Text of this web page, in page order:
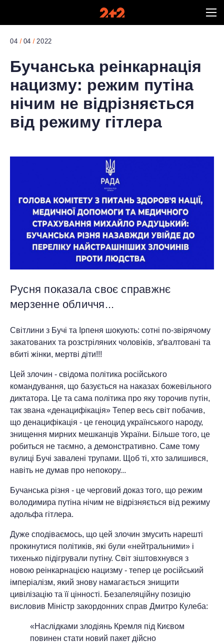
04 04 2022
Бучанська реінкарнація
нацизму: режим путіна
нічим не відрізняється
від режиму гітлера
Русня показала своє справжнє
мерзенне обличчя...
Світлини з Бучі та Ірпеня шокують: сотні по-звірячому
закатованих та розстріляних чоловіків, зґвалтовані та
вбиті жінки, мертві діти!!!
Цей злочин - свідома політика російського
командування, що базується на наказах божевільного
диктатора. Це та сама політика про яку торочив путін,
так звана «денацифікація» Тепер весь світ побачив,
що денацифікація - це геноцид українського народу,
знищення мирних мешканців України. Більше того, це
робиться не таємно, а демонстративно. Саме тому
вулиці Бучі завалені трупами. Щоб ті, хто залишився,
навіть не думав про непокору...
Бучанська різня - це черговий доказ того, що режим
володимира путіна нічим не відрізняється від режиму
адольфа гітлера.
Дуже сподіваємось, що цей злочин змусить нарешті
прокинутися політиків, які були «нейтральними» і
тихенько підігрували путіну. Світ зіштовхнувся з
новою реінкарнацією нацизму - тепер це російський
імперіалізм, який знову намагається знищити
цивілізацію та її цінності. Безапеляційну позицію
висловив Міністр закордонних справ Дмитро Кулеба:
«Наслідками злодіянь Кремля під Києвом
повинен стати новий пакет дійсно